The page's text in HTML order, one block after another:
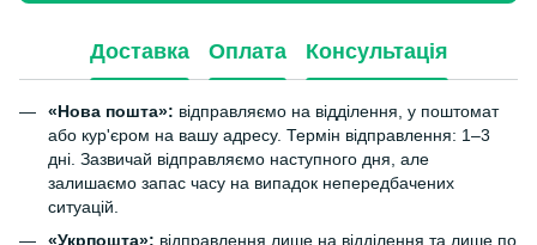
Доставка Оплата Консультація
«Нова пошта»: відправляємо на відділення, у поштомат
або кур'єром на вашу адресу. Термін відправлення: 1–3
дні. Зазвичай відправляємо наступного дня, але
залишаємо запас часу на випадок непередбачених
ситуацій.
«Укрпошта»: відправлення лише на відділення та лише по